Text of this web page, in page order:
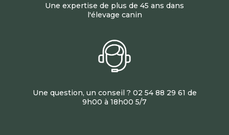
Une expertise de plus de 45 ans dans
l'élevage canin
Une question, un conseil ? 02 54 88 29 61 de
9h00 à 18h00 5/7